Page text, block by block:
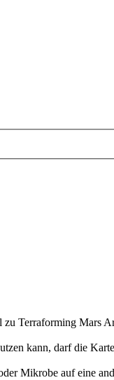
Terraforming Mars
kann, darf die
Mikrobe auf eine